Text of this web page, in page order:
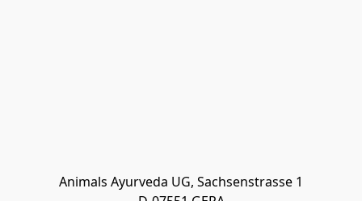
Animals Ayurveda UG, Sachsenstrasse 1